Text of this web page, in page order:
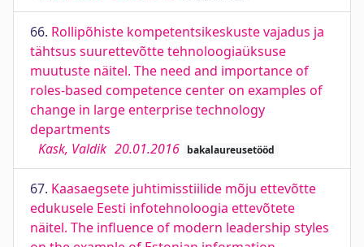
66. Rollipõhiste kompetentsikeskuste vajadus ja
tähtsus suurettevõtte tehnoloogiaüksuse
muutuste näitel. The need and importance of
roles-based competence center on examples of
change in large enterprise technology
departments
Kask, Valdik 20.01.2016 bakalaureusetööd
67. Kaasaegsete juhtimisstiilide mõju ettevõtte
edukusele Eesti infotehnoloogia ettevõtete
näitel. The influence of modern leadership styles